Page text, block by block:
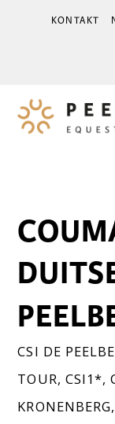
KONTAKT
CSI DE
TOUR, CSI1*,
KRONENBERG,